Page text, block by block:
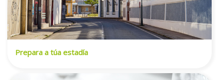
Prepara a túa estadía